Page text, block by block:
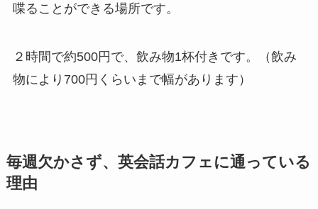
喋ることができる場所です。
２時間で約500円で、飲み物1杯付きです。（飲み
物により700円くらいまで幅があります）
毎週欠かさず、英会話カフェに通っている
理由